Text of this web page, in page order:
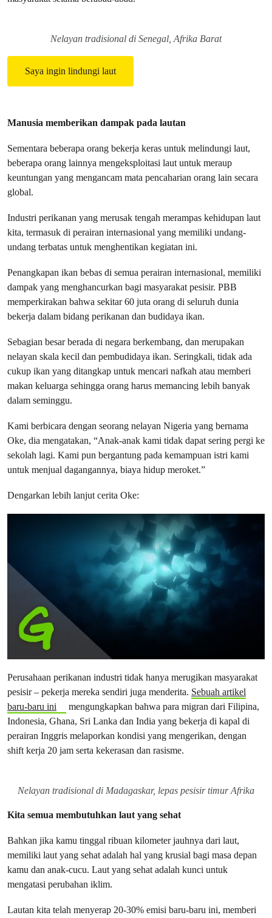
Nelayan tradisional di Senegal, Afrika Barat
Saya ingin lindungi laut
Manusia memberikan dampak pada lautan
Sementara beberapa orang bekerja keras untuk melindungi laut,
beberapa orang lainnya mengeksploitasi laut untuk meraup
keuntungan yang mengancam mata pencaharian orang lain secara
global.
Industri perikanan yang merusak tengah merampas kehidupan laut
kita, termasuk di perairan internasional yang memiliki undang-
undang terbatas untuk menghentikan kegiatan ini.
Penangkapan ikan bebas di semua perairan internasional, memiliki
dampak yang menghancurkan bagi masyarakat pesisir. PBB
memperkirakan bahwa sekitar 60 juta orang di seluruh dunia
bekerja dalam bidang perikanan dan budidaya ikan.
Sebagian besar berada di negara berkembang, dan merupakan
nelayan skala kecil dan pembudidaya ikan. Seringkali, tidak ada
cukup ikan yang ditangkap untuk mencari nafkah atau memberi
makan keluarga sehingga orang harus memancing lebih banyak
dalam seminggu.
Kami berbicara dengan seorang nelayan Nigeria yang bernama
Oke, dia mengatakan, “Anak-anak kami tidak dapat sering pergi ke
sekolah lagi. Kami pun bergantung pada kemampuan istri kami
untuk menjual dagangannya, biaya hidup meroket.”
Dengarkan lebih lanjut cerita Oke:
Perusahaan perikanan industri tidak hanya merugikan masyarakat
pesisir – pekerja mereka sendiri juga menderita. Sebuah artikel
baru-baru ini
mengungkapkan bahwa para migran dari Filipina,
Indonesia, Ghana, Sri Lanka dan India yang bekerja di kapal di
perairan Inggris melaporkan kondisi yang mengerikan, dengan
shift kerja 20 jam serta kekerasan dan rasisme.
Nelayan tradisional di Madagaskar, lepas pesisir timur Afrika
Kita semua membutuhkan laut yang sehat
Bahkan jika kamu tinggal ribuan kilometer jauhnya dari laut,
memiliki laut yang sehat adalah hal yang krusial bagi masa depan
kamu dan anak-cucu. Laut yang sehat adalah kunci untuk
mengatasi perubahan iklim.
Lautan kita telah menyerap 20-30% emisi baru-baru ini, memberi